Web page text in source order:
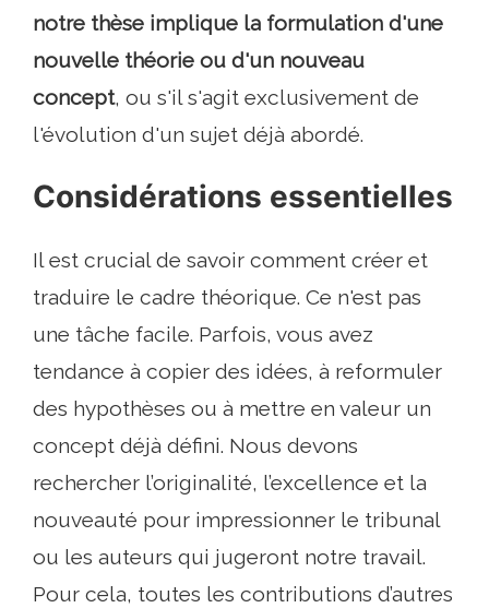
notre thèse implique la formulation d'une
nouvelle théorie ou d'un nouveau
concept, ou s'il s'agit exclusivement de
l'évolution d'un sujet déjà abordé.
Considérations essentielles
Il est crucial de savoir comment créer et
traduire le cadre théorique. Ce n'est pas
une tâche facile. Parfois, vous avez
tendance à copier des idées, à reformuler
des hypothèses ou à mettre en valeur un
concept déjà défini. Nous devons
rechercher l’originalité, l’excellence et la
nouveauté pour impressionner le tribunal
ou les auteurs qui jugeront notre travail.
Pour cela, toutes les contributions d’autres